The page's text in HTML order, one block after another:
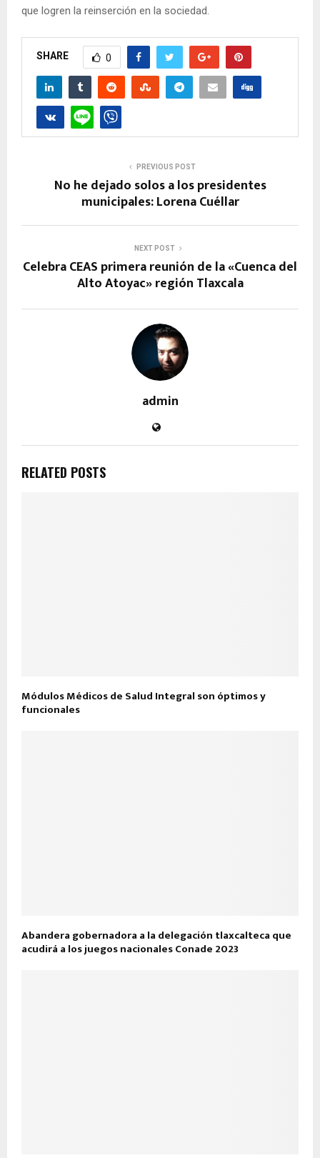
que logren la reinserción en la sociedad.
SHARE 0
PREVIOUS POST
No he dejado solos a los presidentes
municipales: Lorena Cuéllar
NEXT POST
Celebra CEAS primera reunión de la «Cuenca del
Alto Atoyac» región Tlaxcala
admin
RELATED POSTS
Módulos Médicos de Salud Integral son óptimos y
funcionales
Abandera gobernadora a la delegación tlaxcalteca que
acudirá a los juegos nacionales Conade 2023